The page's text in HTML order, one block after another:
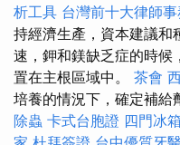
析工具 台灣前十大律師
持經濟生產，資本建議和
速，鉀和鎂缺乏症的時候
置在主根區域中。 茶會
培養的情況下，確定補給
除蟲 卡式台胞證 四門冰箱